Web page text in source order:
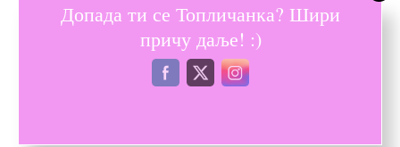
Допада ти се Топличанка? Шири
причу даље! :)